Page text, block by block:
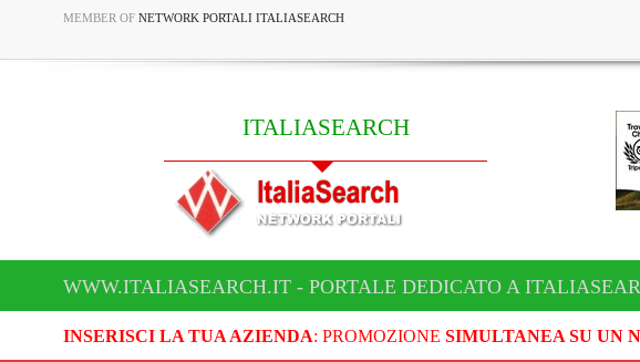
MEMBER OF NETWORK PORTALI ITALIASEARCH
ITALIASEARCH
WWW.ITALIASEARCH.IT - PORTALE DEDICATO A
INSERISCI LA TUA AZIENDA: PROMOZIONE SIMULTANEA SU UN